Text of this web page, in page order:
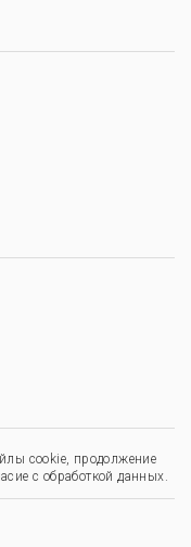
cookie, продолжение
с обработкой данных.